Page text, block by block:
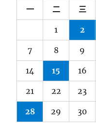
一 二 三
1 2
7 8 9
14 15 16
21 22 23
28 29 30